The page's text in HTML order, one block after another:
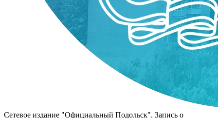
Сетевое издание "Официальный Подольск". Запись о